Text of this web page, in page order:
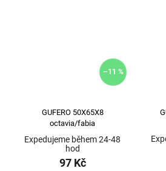
–11 %
GUFERO 50X65X8
octavia/fabia
Expedujeme během 24-48
hod
97 Kč